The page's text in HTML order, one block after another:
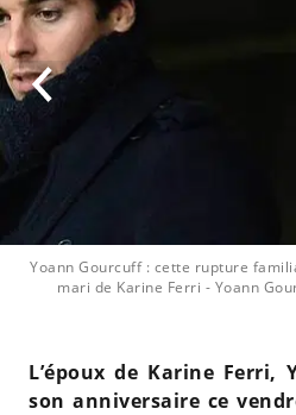
Yoann Gourcuff : cette rupture
mari de Karine Ferri - Yoann
L’époux de Karine Ferri,
son anniversaire ce